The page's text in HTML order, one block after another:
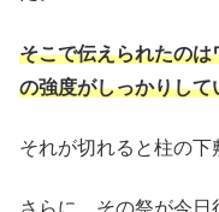
そこで伝えられたの
の強度がしっかりして
それが切れると柱の下